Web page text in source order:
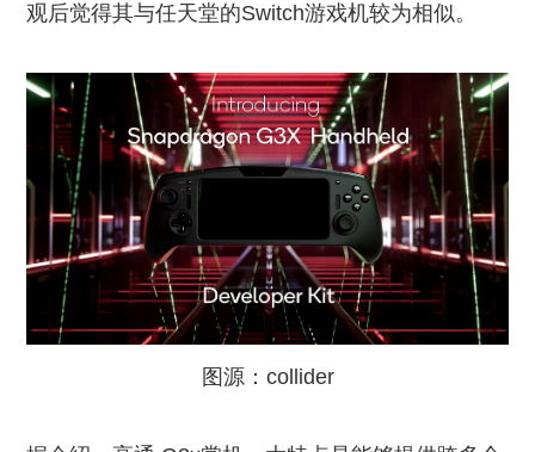
观后觉得其与任天堂的Switch游戏机较为相似。
图源：collider